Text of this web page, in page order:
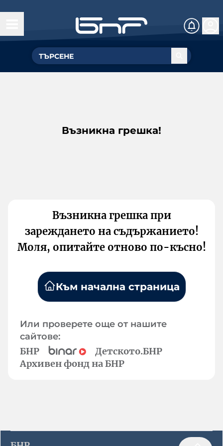
Възникна грешка!
Възникна грешка при
зареждането на съдържанието!
Моля, опитайте отново по-късно!
Към начална страница
Или проверете още от нашите
сайтове:
БНР
Детското.БНР
Архивен фонд на БНР